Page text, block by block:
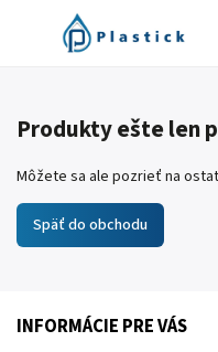
Produkty ešte len
Môžete sa ale pozrieť na
Späť do obchodu
INFORMÁCIE PRE VÁS